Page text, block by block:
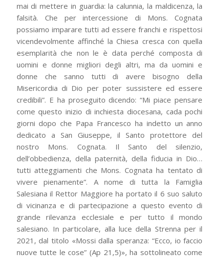
mai di mettere in guardia: la calunnia, la maldicenza, la
falsità. Che per intercessione di Mons. Cognata
possiamo imparare tutti ad essere franchi e rispettosi
vicendevolmente affinché la Chiesa cresca con quella
esemplarità che non le è data perché composta di
uomini e donne migliori degli altri, ma da uomini e
donne che sanno tutti di avere bisogno della
Misericordia di Dio per poter sussistere ed essere
credibili”. E ha proseguito dicendo: “Mi piace pensare
come questo inizio di inchiesta diocesana, cada pochi
giorni dopo che Papa Francesco ha indetto un anno
dedicato a San Giuseppe, il Santo protettore del
nostro Mons. Cognata. Il Santo del silenzio,
dell’obbedienza, della paternità, della fiducia in Dio…
tutti atteggiamenti che Mons. Cognata ha tentato di
vivere pienamente”. A nome di tutta la Famiglia
Salesiana il Rettor Maggiore ha portato il 6 suo saluto
di vicinanza e di partecipazione a questo evento di
grande rilevanza ecclesiale e per tutto il mondo
salesiano. In particolare, alla luce della Strenna per il
2021, dal titolo «Mossi dalla speranza: “Ecco, io faccio
nuove tutte le cose” (Ap 21,5)», ha sottolineato come